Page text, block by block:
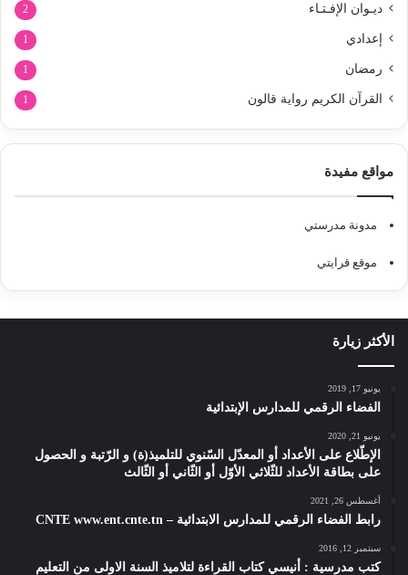
ديـوان الإفـتـاء 2
إعدادي 1
رمضان 1
القرآن الكريم رواية قالون 1
مواقع مفيدة
مدونة مدرستي
موقع قرايتي
الأكثر زيارة
يونيو 17, 2019
الفضاء الرقمي للمدارس الإبتدائية
يونيو 21, 2020
الإطّلاع على الأعداد أو المعدّل السّنوي للتلميذ(ة) و الرّتبة و الحصول
على بطاقة الأعداد للثّلاثي الأوّل أو الثّاني أو الثّالث
أغسطس 26, 2021
رابط الفضاء الرقمي للمدارس الابتدائية – CNTE www.ent.cnte.tn
سبتمبر 12, 2016
كتب مدرسية : أنيسي كتاب القراءة لتلاميذ السنة الاولى من التعليم